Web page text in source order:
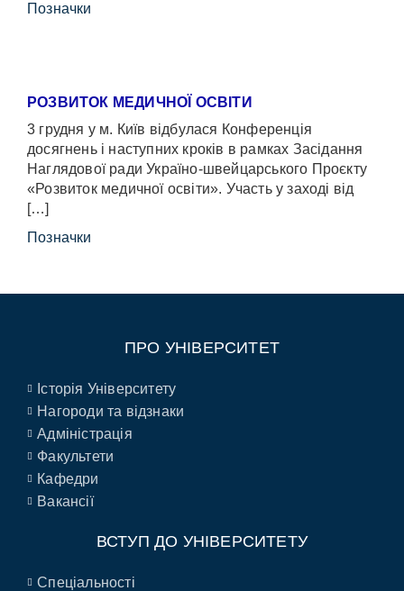
Позначки
РОЗВИТОК МЕДИЧНОЇ ОСВІТИ
3 грудня у м. Київ відбулася Конференція
досягнень і наступних кроків в рамках Засідання
Наглядової ради Україно-швейцарського Проєкту
«Розвиток медичної освіти». Участь у заході від
[…]
Позначки
ПРО УНІВЕРСИТЕТ
Історія Університету
Нагороди та відзнаки
Адміністрація
Факультети
Кафедри
Вакансії
ВСТУП ДО УНІВЕРСИТЕТУ
Спеціальності